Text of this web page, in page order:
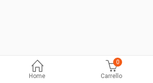
Home
0
Carrello